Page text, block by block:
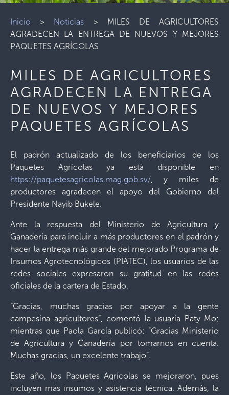
Inicio > Noticias > MILES DE AGRICULTORES
AGRADECEN LA ENTREGA DE NUEVOS Y MEJORES
PAQUETES AGRÍCOLAS
MILES DE AGRICULTORES
AGRADECEN LA ENTREGA
DE NUEVOS Y MEJORES
PAQUETES AGRÍCOLAS
El padrón actualizado de los beneficiarios de los
Paquetes Agrícolas ya está disponible en
https://paquetesagricolas.mag.gob.sv/, y miles de
productores agradecen el apoyo del Gobierno del
Presidente Nayib Bukele.
Ante la respuesta del Ministerio de Agricultura y
Ganadería para incluir a más productores en el padrón y
hacer la entrega más grande del mejorado Programa de
Insumos Agrotecnológicos (PIATEC), los usuarios de las
redes sociales expresaron su gratitud en las redes
oficiales de la cartera de Estado.
“Gracias, muchas gracias por apoyar a la gente
campesina agricultores”, comentó la usuaria Paty Mo;
mientras que Paola García publicó: “Gracias Ministerio
de Agricultura y Ganadería por tomarnos en cuenta.
Muchas gracias, un excelente trabajo”.
Este año, los Paquetes Agrícolas se mejoraron, pues
incluyen más insumos y asistencia técnica. Además, la